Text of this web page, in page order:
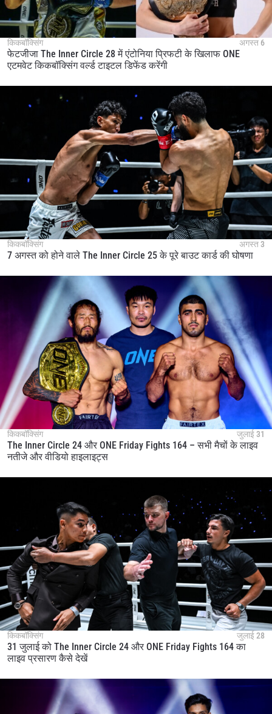
किकबॉक्सिंग अगस्त 6
फेटजीजा The Inner Circle 28 में एंटोनिया प्रिफटी के खिलाफ ONE
एटमवेट किकबॉक्सिंग वर्ल्ड टाइटल डिफेंड करेंगी
किकबॉक्सिंग अगस्त 3
7 अगस्त को होने वाले The Inner Circle 25 के पूरे बाउट कार्ड की घोषणा
किकबॉक्सिंग जुलाई 31
The Inner Circle 24 और ONE Friday Fights 164 – सभी मैचों के लाइव
नतीजे और वीडियो हाइलाइट्स
किकबॉक्सिंग जुलाई 28
31 जुलाई को The Inner Circle 24 और ONE Friday Fights 164 का
लाइव प्रसारण कैसे देखें